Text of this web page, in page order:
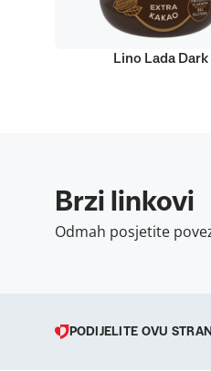
Lino Lada Dark
Brzi linkovi
Odmah posjetite
PODIJELITE OVU